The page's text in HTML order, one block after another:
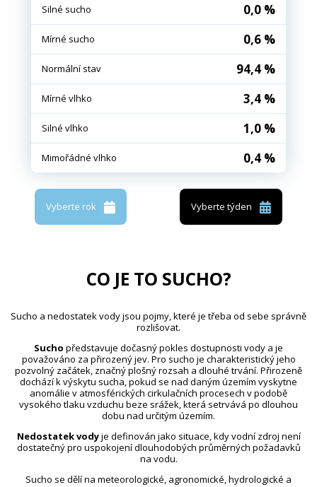
Silné sucho 0,0 %
Mírné sucho 0,6 %
Normální stav 94,4 %
Mírné vlhko 3,4 %
Silné vlhko 1,0 %
Mimořádné vlhko 0,4 %
Vyberte rok Vyberte týden
CO JE TO SUCHO?
Sucho a nedostatek vody jsou pojmy, které je třeba od sebe správně
rozlišovat.
Sucho představuje dočasný pokles dostupnosti vody a je
považováno za přirozený jev. Pro sucho je charakteristický jeho
pozvolný začátek, značný plošný rozsah a dlouhé trvání. Přirozeně
dochází k výskytu sucha, pokud se nad daným územím vyskytne
anomálie v atmosférických cirkulačních procesech v podobě
vysokého tlaku vzduchu beze srážek, která setrvává po dlouhou
dobu nad určitým územím.
Nedostatek vodyje definován jako situace, kdy vodní zdroj není
dostatečný pro uspokojení dlouhodobých průměrných požadavků
na vodu.
Sucho se dělí na meteorologické, agronomické, hydrologické a